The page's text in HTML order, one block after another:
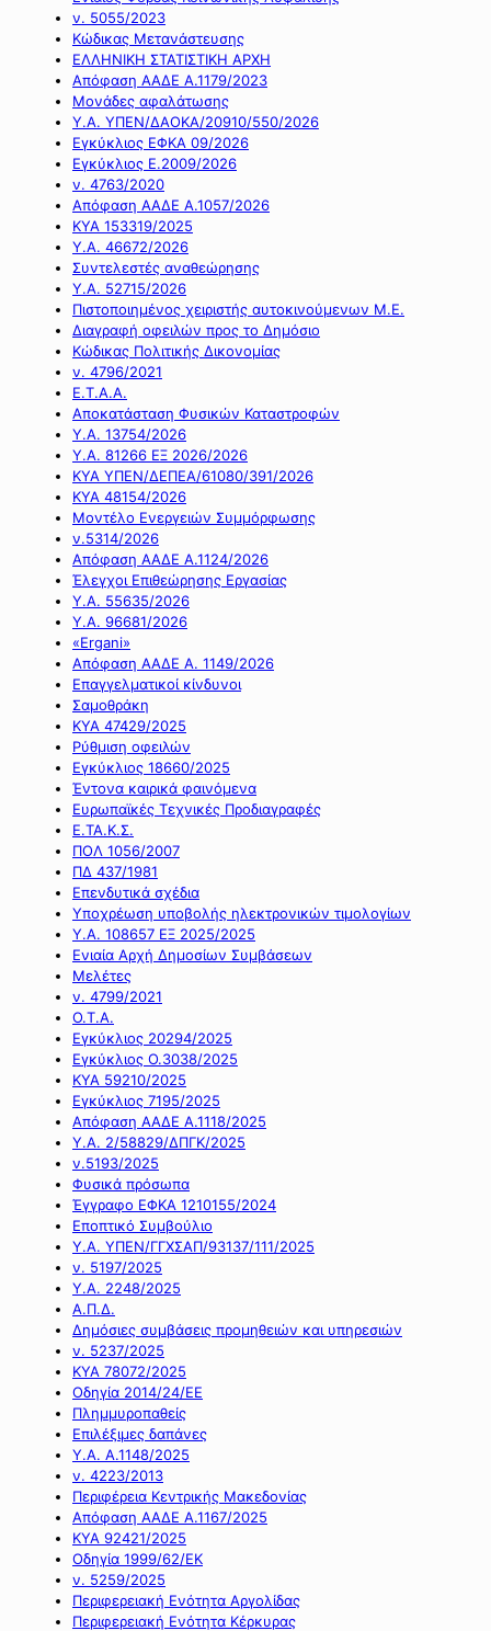
ν. 5055/2023
Κώδικας Μετανάστευσης
ΕΛΛΗΝΙΚΗ ΣΤΑΤΙΣΤΙΚΗ ΑΡΧΗ
Απόφαση ΑΑΔΕ Α.1179/2023
Μονάδες αφαλάτωσης
Υ.Α. ΥΠΕΝ/ΔΑΟΚΑ/20910/550/2026
Εγκύκλιος ΕΦΚΑ 09/2026
Εγκύκλιος Ε.2009/2026
ν. 4763/2020
Απόφαση ΑΑΔΕ Α.1057/2026
ΚΥΑ 153319/2025
Υ.Α. 46672/2026
Συντελεστές αναθεώρησης
Υ.Α. 52715/2026
Πιστοποιημένος χειριστής αυτοκινούμενων Μ.Ε.
Διαγραφή οφειλών προς το Δημόσιο
Κώδικας Πολιτικής Δικονομίας
ν. 4796/2021
Ε.Τ.Α.Α.
Αποκατάσταση Φυσικών Καταστροφών
Υ.Α. 13754/2026
Υ.Α. 81266 ΕΞ 2026/2026
ΚΥΑ ΥΠΕΝ/ΔΕΠΕΑ/61080/391/2026
ΚΥΑ 48154/2026
Μοντέλο Ενεργειών Συμμόρφωσης
ν.5314/2026
Απόφαση ΑΑΔΕ Α.1124/2026
Έλεγχοι Επιθεώρησης Εργασίας
Υ.Α. 55635/2026
Υ.Α. 96681/2026
«Ergani»
Απόφαση ΑΑΔΕ Α. 1149/2026
Επαγγελματικοί κίνδυνοι
Σαμοθράκη
ΚΥΑ 47429/2025
Ρύθμιση οφειλών
Εγκύκλιος 18660/2025
Έντονα καιρικά φαινόμενα
Ευρωπαϊκές Τεχνικές Προδιαγραφές
Ε.ΤΑ.Κ.Σ.
ΠΟΛ 1056/2007
ΠΔ 437/1981
Επενδυτικά σχέδια
Υποχρέωση υποβολής ηλεκτρονικών τιμολογίων
Υ.Α. 108657 ΕΞ 2025/2025
Ενιαία Αρχή Δημοσίων Συμβάσεων
Μελέτες
ν. 4799/2021
Ο.Τ.Α.
Εγκύκλιος 20294/2025
Εγκύκλιος Ο.3038/2025
ΚΥΑ 59210/2025
Εγκύκλιος 7195/2025
Απόφαση ΑΑΔΕ Α.1118/2025
Υ.Α. 2/58829/ΔΠΓΚ/2025
ν.5193/2025
Φυσικά πρόσωπα
Έγγραφο ΕΦΚΑ 1210155/2024
Εποπτικό Συμβούλιο
Υ.Α. ΥΠΕΝ/ΓΓΧΣΑΠ/93137/111/2025
ν. 5197/2025
Υ.Α. 2248/2025
Α.Π.Δ.
Δημόσιες συμβάσεις προμηθειών και υπηρεσιών
ν. 5237/2025
ΚΥΑ 78072/2025
Οδηγία 2014/24/ΕΕ
Πλημμυροπαθείς
Επιλέξιμες δαπάνες
Υ.Α. Α.1148/2025
ν. 4223/2013
Περιφέρεια Κεντρικής Μακεδονίας
Απόφαση ΑΑΔΕ Α.1167/2025
ΚΥΑ 92421/2025
Οδηγία 1999/62/ΕΚ
ν. 5259/2025
Περιφερειακή Ενότητα Αργολίδας
Περιφερειακή Ενότητα Κέρκυρας